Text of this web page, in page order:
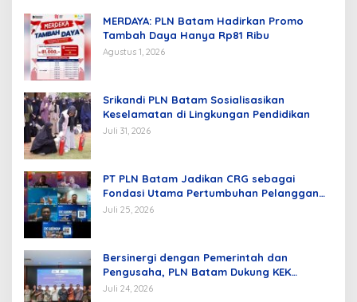
MERDAYA: PLN Batam Hadirkan Promo
Tambah Daya Hanya Rp81 Ribu
Agustus 1, 2026
Srikandi PLN Batam Sosialisasikan
Keselamatan di Lingkungan Pendidikan
Juli 31, 2026
PT PLN Batam Jadikan CRG sebagai
Fondasi Utama Pertumbuhan Pelanggan
dan Pembangunan Infrastruktur
Juli 25, 2026
Bersinergi dengan Pemerintah dan
Pengusaha, PLN Batam Dukung KEK
Tanjung Sauh sebagai Hub Energi Baru
Juli 24, 2026